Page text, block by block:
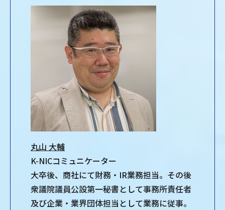
丸山 大輔
K-NICコミュニケーター
大卒後、商社にて財務・IR業務担当。その後
衆議院議員公設第一秘書として事務所責任者
及び企業・業界団体担当として業務に従事。